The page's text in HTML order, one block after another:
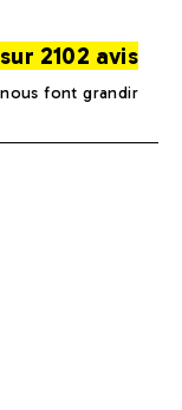
2102 avis
nous font grandir